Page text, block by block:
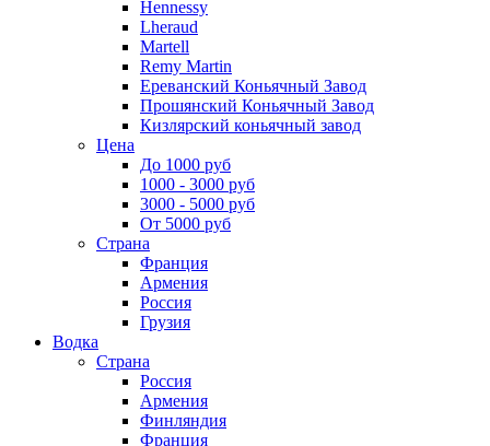
Hennessy
Lheraud
Martell
Remy Martin
Ереванский Коньячный Завод
Прошянский Коньячный Завод
Кизлярский коньячный завод
Цена
До 1000 руб
1000 - 3000 руб
3000 - 5000 руб
От 5000 руб
Страна
Франция
Армения
Россия
Грузия
Водка
Страна
Россия
Армения
Финляндия
Франция